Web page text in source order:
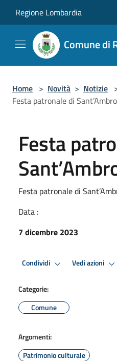
Regione Lombardia
Comune di
Home > Novità > Notizie
Festa patronale di
Festa
Festa patronale di
Data :
7 dicembre 2023
Condividi Vedi azioni
Categorie:
Comune
Argomenti:
Patrimonio culturale